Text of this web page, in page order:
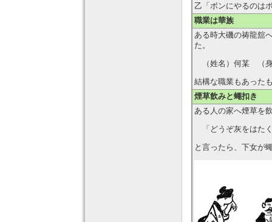
乙「ボンにやるのは
職業は華族
ある時大磯の祷龍舘
た。
（姓名）何某 （
結構な職業もあった
煙草飲みと蠅扣き
ある人の家へ煙草を
「どうぞ灰をはた
と言ったら、下女が